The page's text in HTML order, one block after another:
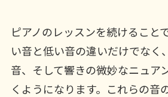
ピアノのレッスンを続けること
い音と低い音の違いだけでなく
音、そして響きの微妙なニュア
くようになります。これらの音